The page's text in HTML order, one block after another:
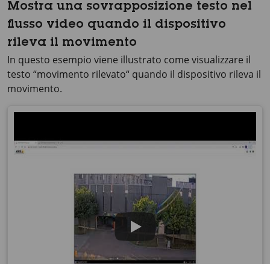
Mostra una sovrapposizione testo nel
flusso video quando il dispositivo
rileva il movimento
In questo esempio viene illustrato come visualizzare il
testo “movimento rilevato“ quando il dispositivo rileva il
movimento.